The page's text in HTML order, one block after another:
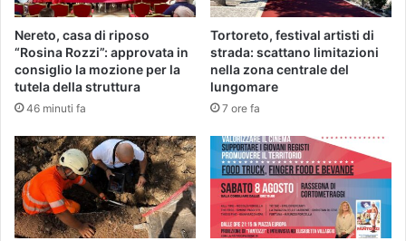
Nereto, casa di riposo
“Rosina Rozzi”: approvata in
consiglio la mozione per la
tutela della struttura
46 minuti fa
Tortoreto, festival artisti di
strada: scattano limitazioni
nella zona centrale del
lungomare
7 ore fa